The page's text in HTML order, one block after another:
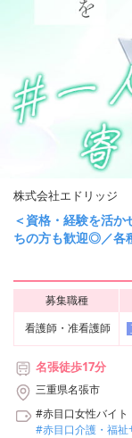
株式会社エドリッジ
＜資格・経験を活
ちの方も歓迎◎／各
募集職種
看護師・准看護師
名張徒歩17分
三重県名張市
#赤目口女性バイト
#赤目口介護・福祉